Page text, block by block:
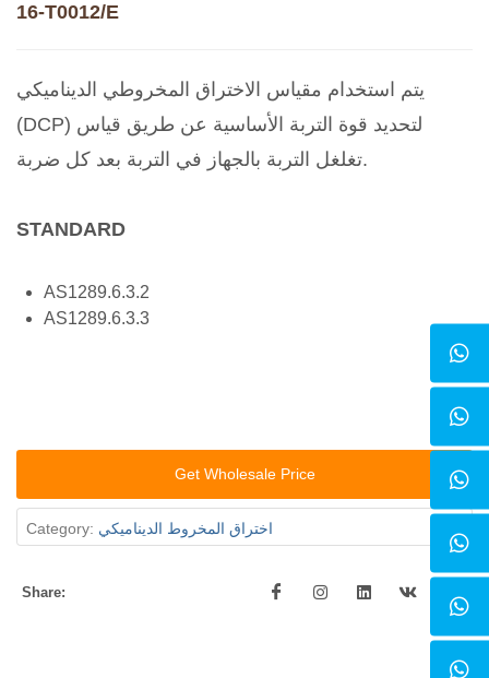
16-T0012/E
يتم استخدام مقياس الاختراق المخروطي الديناميكي
(DCP) لتحديد قوة التربة الأساسية عن طريق قياس
تغلغل التربة بالجهاز في التربة بعد كل ضربة.
STANDARD
AS1289.6.3.2
AS1289.6.3.3
Get Wholesale Price
Category: اختراق المخروط الديناميكي
Share: